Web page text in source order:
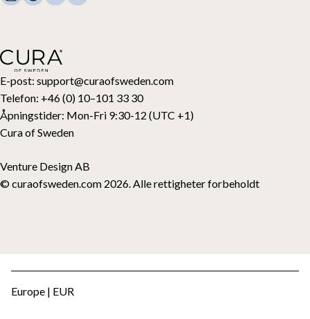
E-post: support@curaofsweden.com
Telefon: +46 (0) 10–101 33 30
Åpningstider: Mon-Fri 9:30-12 (UTC +1)
Cura of Sweden
Venture Design AB
© curaofsweden.com 2026. Alle rettigheter forbeholdt
Puter og annet
Overmadrasser
Gavekort
Europe | EUR